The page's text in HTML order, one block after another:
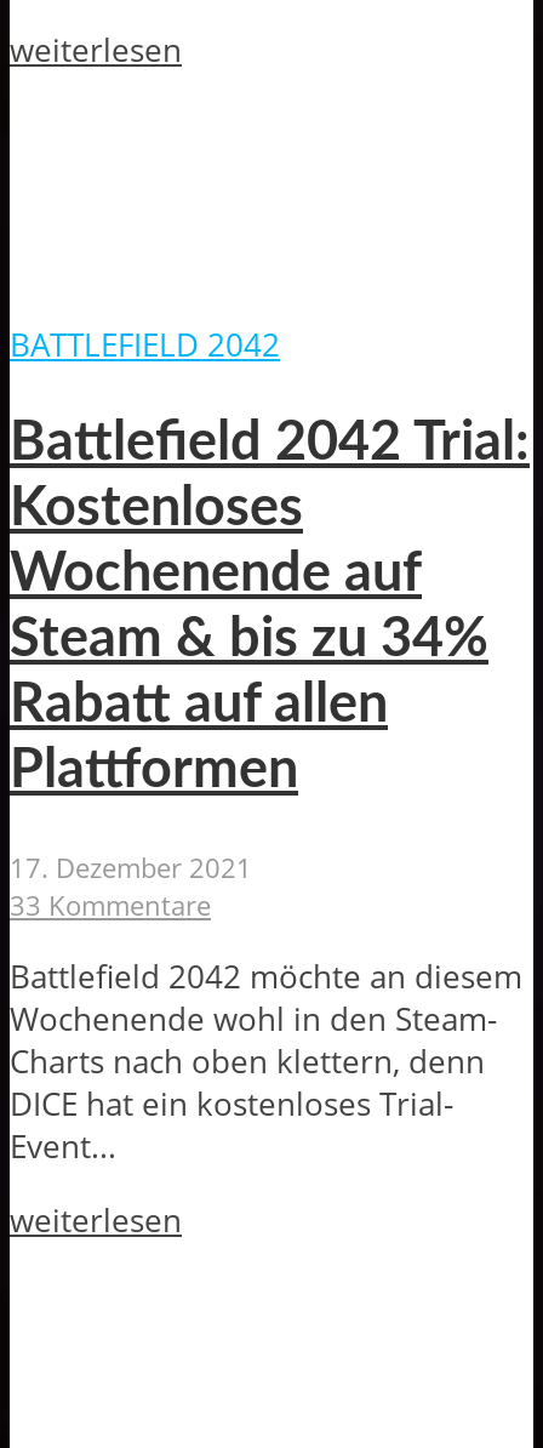
weiterlesen
BATTLEFIELD 2042
Battlefield 2042 Trial:
Kostenloses
Wochenende auf
Steam & bis zu 34%
Rabatt auf allen
Plattformen
17. Dezember 2021
33 Kommentare
Battlefield 2042 möchte an diesem
Wochenende wohl in den Steam-
Charts nach oben klettern, denn
DICE hat ein kostenloses Trial-
Event...
weiterlesen